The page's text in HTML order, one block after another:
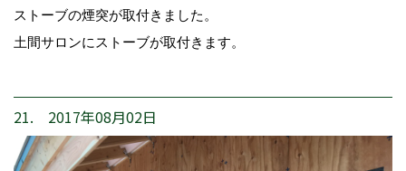
ストーブの煙突が取付きました。
土間サロンにストーブが取付きます。
21. 2017年08月02日